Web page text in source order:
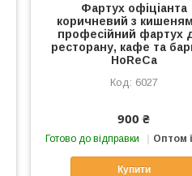
Фартух офіціанта
коричневий з
професійний фартух
ресторану, кафе та
HoReCa
6027
900 ₴
Готово до відправки Оптом
Купити